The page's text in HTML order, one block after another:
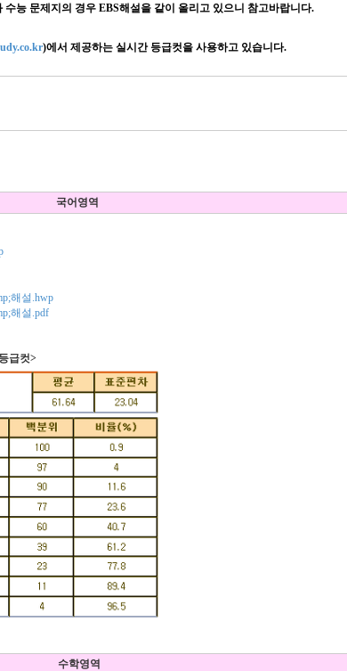
수능 문제지의 경우 EBS해설을 같이 올리고 있으니 참고바랍니다.
)에서 제공하는 실시간 등급컷을 사용하고 있습니다.
국어영역
해설.hwp
해설.pdf
급컷>
수학영역